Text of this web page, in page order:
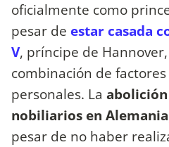
oficialmente como
pesar de estar casada
V, príncipe de
combinación de
personales. La
nobiliarios en Alemania
pesar de no haber